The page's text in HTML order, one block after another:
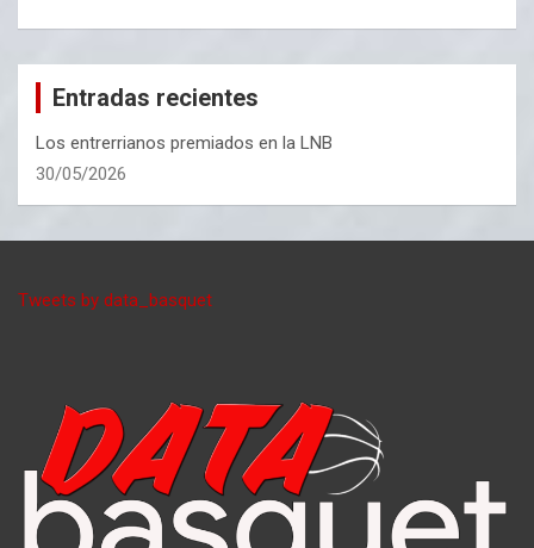
Entradas recientes
Los entrerrianos premiados en la LNB
30/05/2026
Tweets by data_basquet